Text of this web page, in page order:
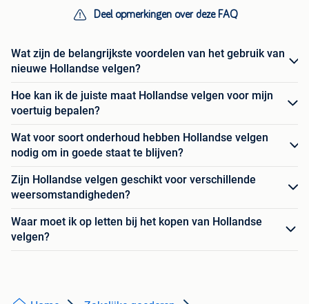
Deel opmerkingen over deze FAQ
Wat zijn de belangrijkste voordelen van het gebruik van
nieuwe Hollandse velgen?
Hoe kan ik de juiste maat Hollandse velgen voor mijn
voertuig bepalen?
Wat voor soort onderhoud hebben Hollandse velgen
nodig om in goede staat te blijven?
Zijn Hollandse velgen geschikt voor verschillende
weersomstandigheden?
Waar moet ik op letten bij het kopen van Hollandse
velgen?